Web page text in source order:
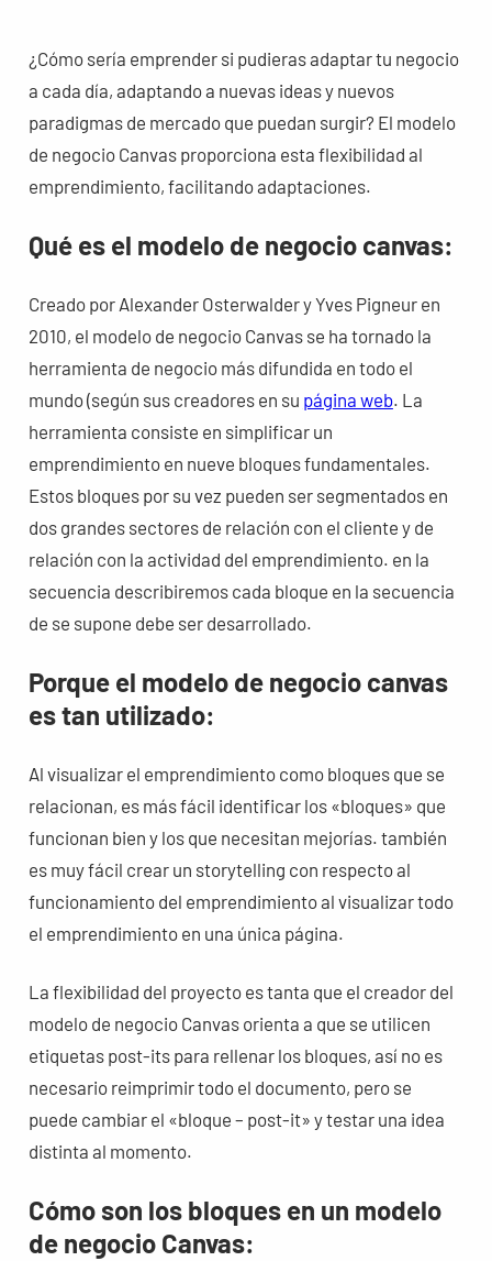
¿Cómo sería emprender si pudieras adaptar tu negocio
a cada día, adaptando a nuevas ideas y nuevos
paradigmas de mercado que puedan surgir? El modelo
de negocio Canvas proporciona esta flexibilidad al
emprendimiento, facilitando adaptaciones.
Qué es el modelo de negocio canvas:
Creado por Alexander Osterwalder y Yves Pigneur en
2010, el modelo de negocio Canvas se ha tornado la
herramienta de negocio más difundida en todo el
mundo (según sus creadores en su página web. La
herramienta consiste en simplificar un
emprendimiento en nueve bloques fundamentales.
Estos bloques por su vez pueden ser segmentados en
dos grandes sectores de relación con el cliente y de
relación con la actividad del emprendimiento. en la
secuencia describiremos cada bloque en la secuencia
de se supone debe ser desarrollado.
Porque el modelo de negocio canvas
es tan utilizado:
Al visualizar el emprendimiento como bloques que se
relacionan, es más fácil identificar los «bloques» que
funcionan bien y los que necesitan mejorías. también
es muy fácil crear un storytelling con respecto al
funcionamiento del emprendimiento al visualizar todo
el emprendimiento en una única página.
La flexibilidad del proyecto es tanta que el creador del
modelo de negocio Canvas orienta a que se utilicen
etiquetas post-its para rellenar los bloques, así no es
necesario reimprimir todo el documento, pero se
puede cambiar el «bloque – post-it» y testar una idea
distinta al momento.
Cómo son los bloques en un modelo
de negocio Canvas: